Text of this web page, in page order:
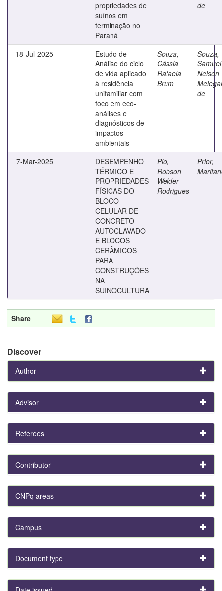
propriedades de
suínos em
terminação no
Paraná
de
18-Jul-2025
Estudo de
Análise do ciclo
de vida aplicado
à residência
unifamiliar com
foco em eco-
análises e
diagnósticos de
impactos
ambientais
Souza,
Cássia
Rafaela
Brum
Souza,
Samuel
Nelson
de
7-Mar-2025
DESEMPENHO
TÉRMICO E
PROPRIEDADES
FÍSICAS DO
BLOCO
CELULAR DE
CONCRETO
AUTOCLAVADO
E BLOCOS
CERÂMICOS
PARA
CONSTRUÇÕES
NA
SUINOCULTURA
Pio,
Robson
Welder
Rodrigues
Prior,
Share
Discover
Author
Advisor
Referees
Contributor
CNPq areas
Campus
Document type